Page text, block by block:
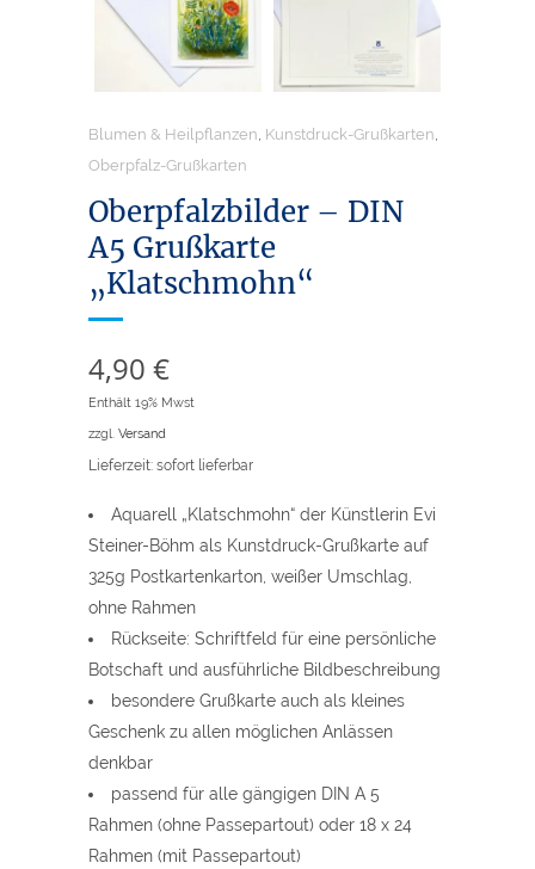
Blumen & Heilpflanzen Kunstdruck-Grußkarten
Oberpfalz-Grußkarten
Oberpfalzbilder – DIN
A5 Grußkarte
„Klatschmohn“
4,90 €
Enthält 19% Mwst
zzgl. Versand
Lieferzeit: sofort lieferbar
Aquarell „Klatschmohn“ der Künstlerin Evi
Steiner-Böhm als Kunstdruck-Grußkarte auf
325g Postkartenkarton, weißer Umschlag,
ohne Rahmen
Rückseite: Schriftfeld für eine persönliche
Botschaft und ausführliche Bildbeschreibung
besondere Grußkarte auch als kleines
Geschenk zu allen möglichen Anlässen
denkbar
passend für alle gängigen DIN A 5
Rahmen (ohne Passepartout) oder 18 x 24
Rahmen (mit Passepartout)